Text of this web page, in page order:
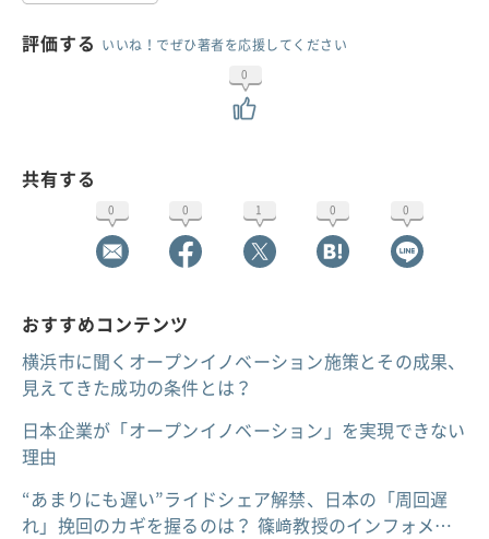
評価する いいね！でぜひ著者を応援してください
0
共有する
0 0 1 0 0
おすすめコンテンツ
横浜市に聞くオープンイノベーション施策とその成果、
見えてきた成功の条件とは？
日本企業が「オープンイノベーション」を実現できない
理由
“あまりにも遅い”ライドシェア解禁、日本の「周回遅
れ」挽回のカギを握るのは？ 篠﨑教授のインフォメ…